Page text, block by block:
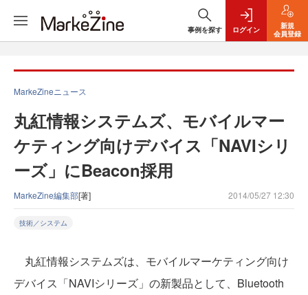
事例を探す ログイン
新規
会員登録
MarkeZineニュース
丸紅情報システムズ、モバイルマー
ケティング向けデバイス「NAVIシリ
ーズ」にBeacon採用
MarkeZine編集部[著] 2014/05/27 12:30
技術／システム
丸紅情報システムズは、モバイルマーケティング向け
デバイス「NAVIシリーズ」の新製品として、Bluetooth